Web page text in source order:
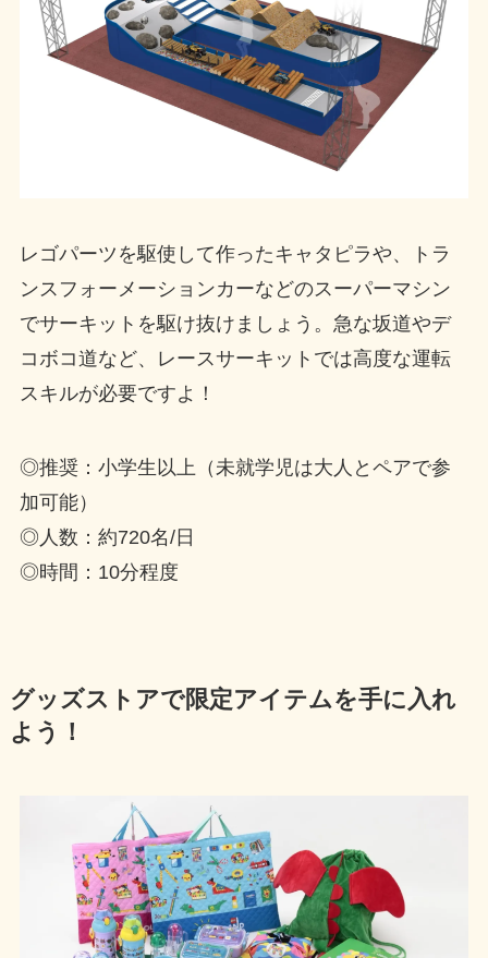
レゴパーツを駆使して作ったキャタピラや、トラ
ンスフォーメーションカーなどのスーパーマシン
でサーキットを駆け抜けましょう。急な坂道やデ
コボコ道など、レースサーキットでは高度な運転
スキルが必要ですよ！
◎推奨：小学生以上（未就学児は大人とペアで参
加可能）
◎人数：約720名/日
◎時間：10分程度
グッズストアで限定アイテムを手に入れ
よう！